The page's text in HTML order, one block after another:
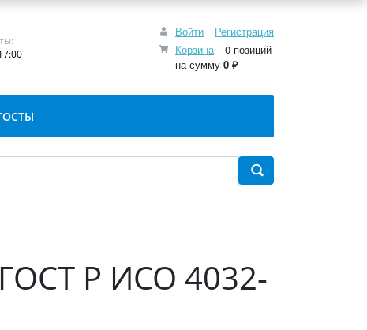
Войти
Регистрация
Корзина
0 позиций
на сумму 0 ₽
Р ИСО 4032-